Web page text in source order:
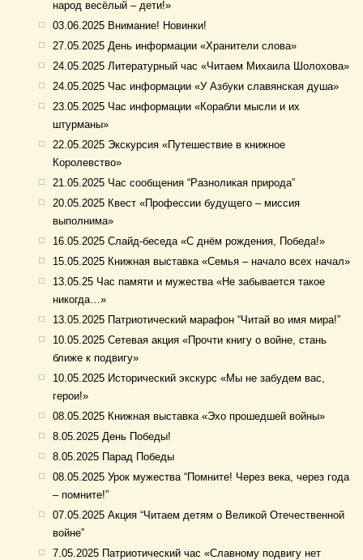
народ весёлый – дети!»
03.06.2025 Внимание! Новинки!
27.05.2025 День информации «Хранители слова»
24.05.2025 Литературный час «Читаем Михаила Шолохова»
24.05.2025 Час информации «У Азбуки славянская душа»
23.05.2025 Час информации «Корабли мысли и их
штурманы»
22.05.2025 Экскурсия «Путешествие в книжное
Королевство»
21.05.2025 Час сообщения “Разноликая природа”
20.05.2025 Квест «Профессии будущего – миссия
выполнима»
16.05.2025 Слайд-беседа «С днём рождения, Победа!»
15.05.2025 Книжная выставка «Семья – начало всех начал»
13.05.25 Час памяти и мужества «Не забывается такое
никогда…»
13.05.2025 Патриотический марафон “Читай во имя мира!”
10.05.2025 Сетевая акция «Прочти книгу о войне, стань
ближе к подвигу»
10.05.2025 Исторический экскурс «Мы не забудем вас,
герои!»
08.05.2025 Книжная выставка «Эхо прошедшей войны»
8.05.2025 День Победы!
8.05.2025 Парад Победы
08.05.2025 Урок мужества “Помните! Через века, через года
– помните!”
07.05.2025 Акция “Читаем детям о Великой Отечественной
войне”
7.05.2025 Патриотический час «Славному подвигу нет